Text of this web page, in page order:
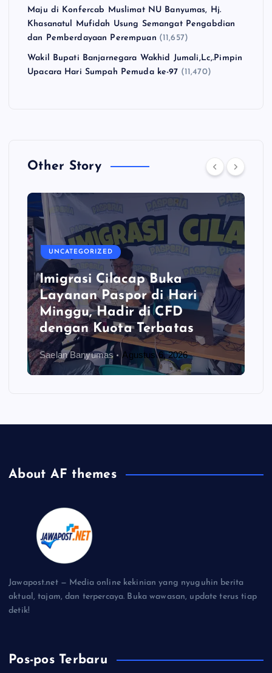
Maju di Konfercab Muslimat NU Banyumas, Hj.
Khasanatul Mufidah Usung Semangat Pengabdian
dan Pemberdayaan Perempuan (11,657)
Wakil Bupati Banjarnegara Wakhid Jumali,Lc,.Pimpin
Upacara Hari Sumpah Pemuda ke-97 (11,470)
Other Story
UNCATEGORIZED
Imigrasi Cilacap Buka
Layanan Paspor di Hari
Minggu, Hadir di CFD
dengan Kuota Terbatas
Saelan Banyumas Agustus 6, 2026
About AF themes
Jawapost.net — Media online kekinian yang nyuguhin berita
aktual, tajam, dan terpercaya. Buka wawasan, update terus tiap
detik!
Pos-pos Terbaru